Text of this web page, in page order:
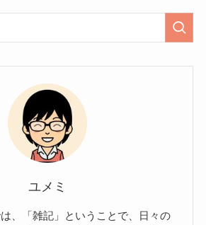
ユメミ
、「雑記」ということで、日々の